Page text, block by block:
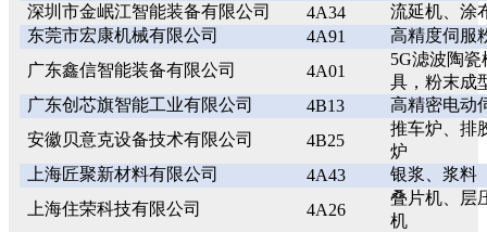
深圳市金岷江智能装备有限公司
4A34
流延机、涂
东莞市宏康机械有限公司
4A91
高精度伺服
广东鑫信智能装备有限公司
4A01
5G滤波陶
具，粉末成
广东创芯旗智能工业有限公司
4B13
高精密电动
安徽贝意克设备技术有限公司
4B25
推车炉、排
炉
上海匠聚新材料有限公司
4A43
银浆、浆料
上海住荣科技有限公司
4A26
叠片机、层
机